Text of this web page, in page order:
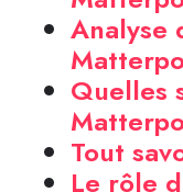
Analyse
Quelles
Tout
Le rôle